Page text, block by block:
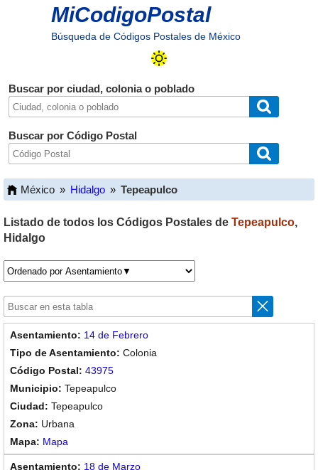
MiCodigoPostal
Búsqueda de Códigos Postales de México
Buscar por ciudad, colonia o poblado
Buscar por Código Postal
México » Hidalgo » Tepeapulco
Listado de todos los Códigos Postales de Tepeapulco,
Hidalgo
14 de Febrero
Colonia
43975
Tepeapulco
Tepeapulco
Urbana
Mapa
18 de Marzo